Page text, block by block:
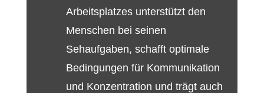
Arbeitsplatzes unterstützt den
Menschen bei seinen
Sehaufgaben, schafft optimale
Bedingungen für Kommunikation
und Konzentration und trägt auch